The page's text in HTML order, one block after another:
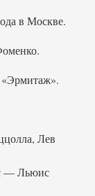
в Москве.
«Эрмитаж».
Лев
— Льюис